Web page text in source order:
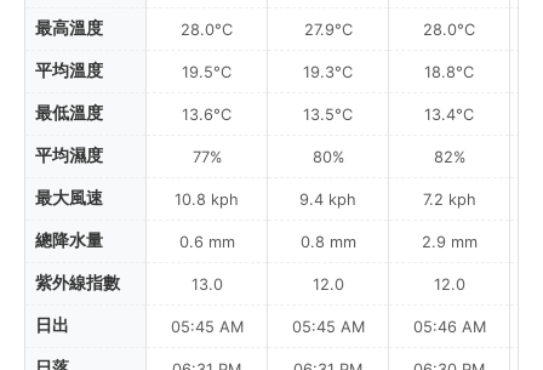
最高溫度
平均溫度
最低溫度
平均濕度
最大風速
總降水量
紫外線指數
日出
28.0°C
19.5°C
13.6°C
77%
10.8 kph
0.6 mm
13.0
05:45 AM
27.9°C
19.3°C
13.5°C
80%
9.4 kph
0.8 mm
12.0
05:45 AM
28.0°C
18.8°C
13.4°C
82%
7.2 kph
2.9 mm
12.0
05:46 AM